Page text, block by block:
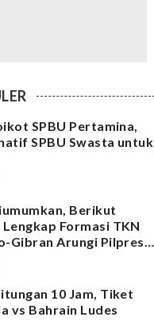
SPBU Pertamina,
SPBU Swasta untuk
Berikut
Lengkap Formasi TKN
Gibran Arungi Pilpres
Ridwan Kamil hingga
Wahid
10 Jam, Tiket
vs Bahrain Ludes